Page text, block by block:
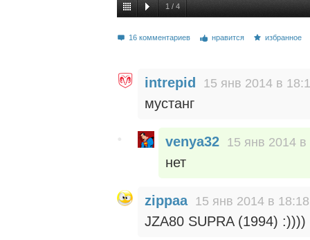
1 / 4
16 комментариев нравится избранное
intrepid 15 янв 2014 в
мустанг
venya32 15 янв 2014 в
нет
zippaa 15 янв 2014 в 18:18
JZA80 SUPRA (1994) :))))